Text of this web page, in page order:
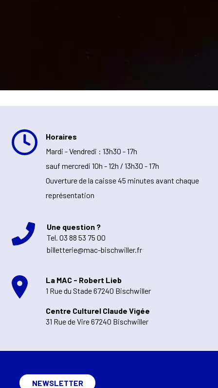
Horaires
Mardi - Vendredi : 13h30 - 17h
sauf mercredi 10h - 12h / 13h30 - 17h
Ouverture de la caisse 45 minutes avant chaque
représentation
Une question ?
Tel. 03 88 53 75 00
billetterie@mac-bischwiller.fr
La MAC - Robert Lieb
1 Rue du Stade 67240 Bischwiller
Centre Culturel Claude Vigée
31 Rue de Vire 67240 Bischwiller
NEWSLETTER